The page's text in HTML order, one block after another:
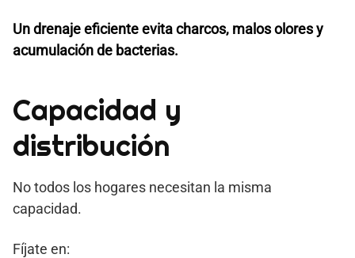
Un drenaje eficiente evita charcos, malos olores y
acumulación de bacterias.
Capacidad y
distribución
No todos los hogares necesitan la misma
capacidad.
Fíjate en: